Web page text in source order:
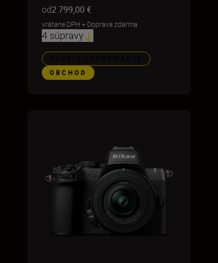
od2 799,00 €
vrátane DPH + Doprava zdarma
4 súpravy
OBCHOD